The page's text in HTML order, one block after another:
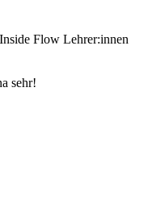
Flow Lehrer:innen
sehr!